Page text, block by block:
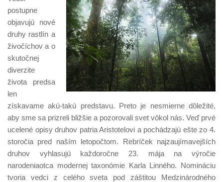
postupne
objavujú nové
druhy rastlín a
živočíchov a o
skutočnej
diverzite
života predsa
len
získavame akú-takú predstavu. Preto je nesmierne dôležité,
aby sme sa prizreli bližšie a pozorovali svet vôkol nás. Veď prvé
ucelené opisy druhov patria Aristotelovi a pochádzajú ešte zo 4.
storočia pred naším letopočtom. Rebríček najzaujímavejších
druhov vyhlasujú každoročne 23. mája na výročie
narodeniaotca modernej taxonómie Karla Linného. Nomináciu
tvoria vedci z celého sveta pod záštitou Medzinárodného